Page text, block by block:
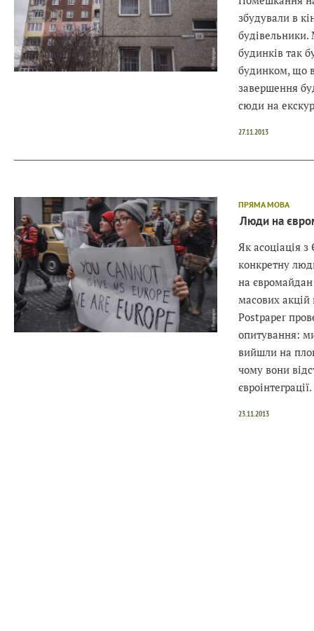
збудували в
будівельники.
будинків так
будинком, що
завершення
сюди на
27.11.2013
ПРЯМА МОВА
Люди на
Як асоціація
конкретну
на євромайдан
масових акцій
Postpaper
опитування:
вийшли на
чому вони
євроінтеграції.
23.11.2013